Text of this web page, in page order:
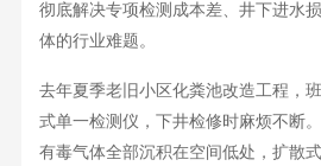
彻底解决专项检测成本差、井下进水
体的行业难题。
去年夏季老旧小区化粪池改造工程，
式单一检测仪，下井检修时麻烦不断
有毒气体全部沉积在空间低处，扩散